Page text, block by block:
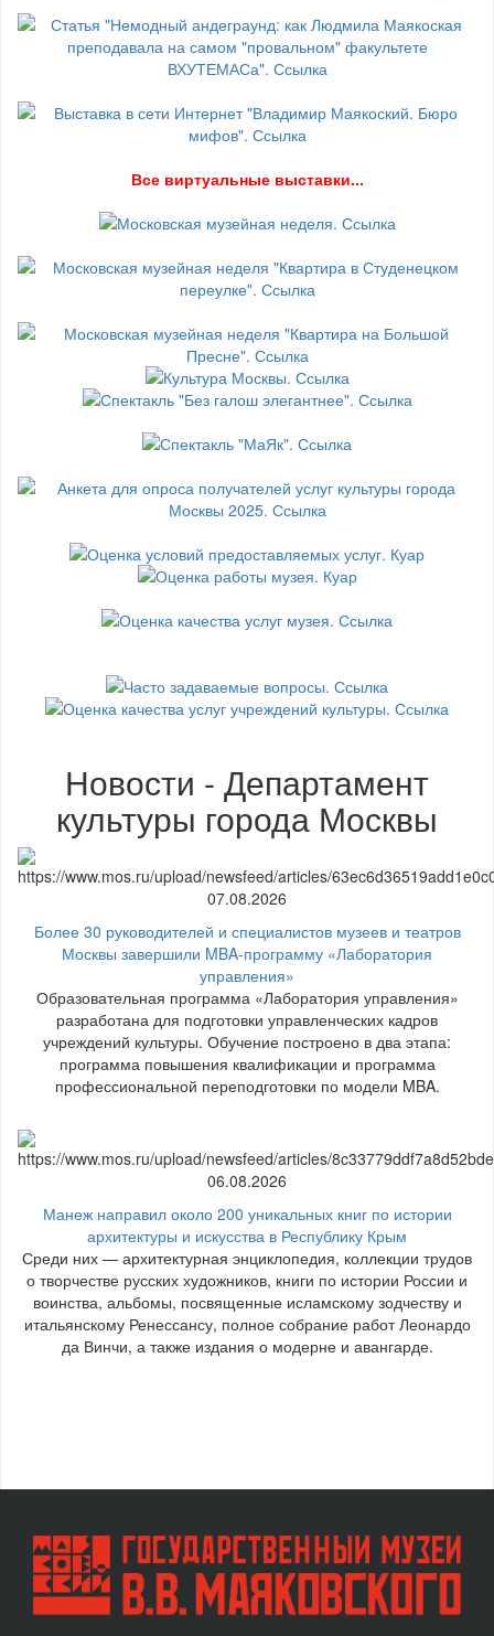
Все виртуальные выставки...
Новости - Департамент
культуры города Москвы
07.08.2026
Более 30 руководителей и специалистов музеев и театров
Москвы завершили MBA-программу «Лаборатория
управления»
Образовательная программа «Лаборатория управления»
разработана для подготовки управленческих кадров
учреждений культуры. Обучение построено в два этапа:
программа повышения квалификации и программа
профессиональной переподготовки по модели MBA.
06.08.2026
Манеж направил около 200 уникальных книг по истории
архитектуры и искусства в Республику Крым
Среди них — архитектурная энциклопедия, коллекции трудов
о творчестве русских художников, книги по истории России и
воинства, альбомы, посвященные исламскому зодчеству и
итальянскому Ренессансу, полное собрание работ Леонардо
да Винчи, а также издания о модерне и авангарде.